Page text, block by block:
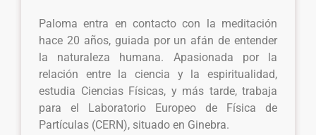
Paloma entra en contacto con la meditación
hace 20 años, guiada por un afán de entender
la naturaleza humana. Apasionada por la
relación entre la ciencia y la espiritualidad,
estudia Ciencias Físicas, y más tarde, trabaja
para el Laboratorio Europeo de Física de
Partículas (CERN), situado en Ginebra.